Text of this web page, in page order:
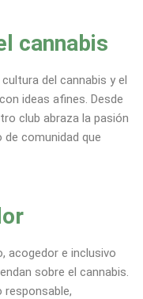
cannabis
del cannabis y el
ideas afines. Desde
club abraza la pasión
comunidad que
acogedor e inclusivo
sobre el cannabis.
responsable,